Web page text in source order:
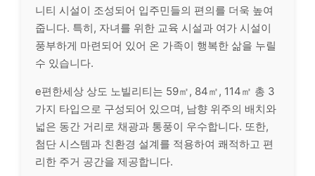
니티 시설이 조성되어 입주민들의 편의를 더욱 높여
줍니다. 특히, 자녀를 위한 교육 시설과 여가 시설이
풍부하게 마련되어 있어 온 가족이 행복한 삶을 누릴
수 있습니다.
e편한세상 상도 노빌리티는 59㎡, 84㎡, 114㎡ 총 3
가지 타입으로 구성되어 있으며, 남향 위주의 배치와
넓은 동간 거리로 채광과 통풍이 우수합니다. 또한,
첨단 시스템과 친환경 설계를 적용하여 쾌적하고 편
리한 주거 공간을 제공합니다.